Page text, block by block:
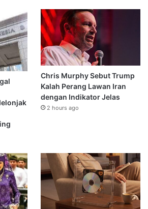
Chris Murphy Sebut Trump
Kalah Perang Lawan Iran
dengan Indikator Jelas
2 hours ago